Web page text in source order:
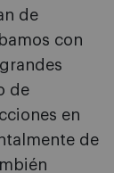
de
con
de
en
de